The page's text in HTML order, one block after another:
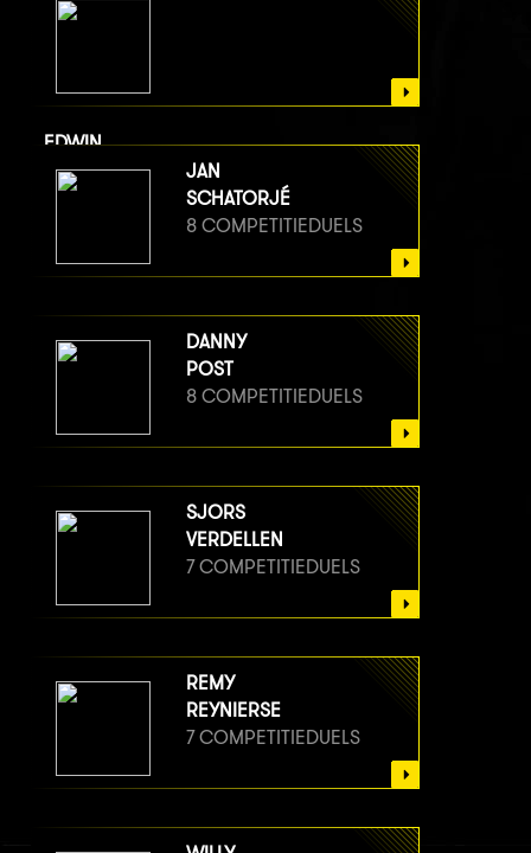
EDWIN
VAN BERGE HENEGOUWEN
8 COMPETITIEDUELS
JAN
SCHATORJÉ
8 COMPETITIEDUELS
DANNY
POST
8 COMPETITIEDUELS
SJORS
VERDELLEN
7 COMPETITIEDUELS
REMY
REYNIERSE
7 COMPETITIEDUELS